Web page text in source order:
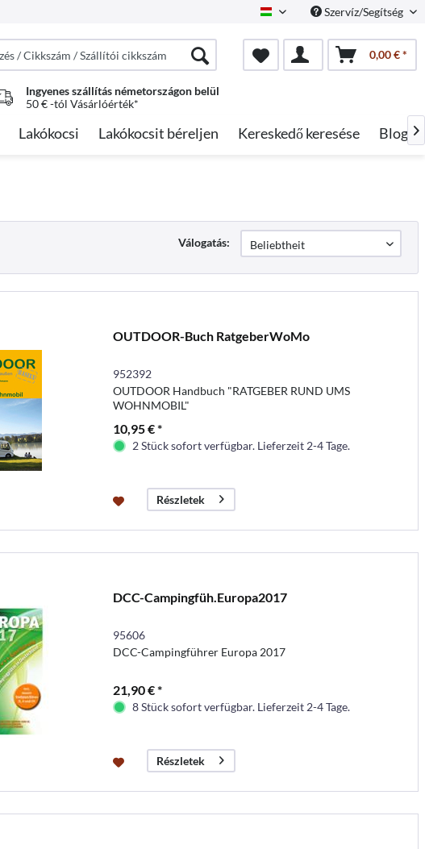
HungarianSzervíz/Segítség
0,00 € *
Ingyenes szállítás németországon belül
50 € -tól Vásárlóérték*
Lakókocsi Lakókocsit béreljen Kereskedő keresése Blog 
Válogatás:
OUTDOOR-Buch RatgeberWoMo
952392
OUTDOOR Handbuch "RATGEBER RUND UMS
WOHNMOBIL"
10,95 € *
2 Stück sofort verfügbar. Lieferzeit 2-4 Tage.
Részletek
DCC-Campingfüh.Europa2017
95606
DCC-Campingführer Europa 2017
21,90 € *
8 Stück sofort verfügbar. Lieferzeit 2-4 Tage.
Részletek